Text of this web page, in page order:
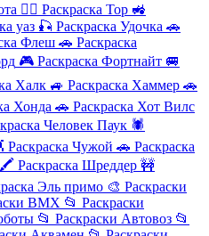
🦸‍♂️ Раскраска Тор 🚜
уаз 🎣 Раскраска Удочка 🚗
Флеш 🚗 Раскраска
🎮 Раскраска Фортнайт 🚐
Халк 🚙 Раскраска Хаммер 🚗
Хонда 🚗 Раскраска Хот Вилс
Человек Паук 🕷️
Раскраска Чужой 🚗 Раскраска
🖍️ Раскраска Шреддер 🚧
Эль примо 🎨 Раскраски
BMX 📂 Раскраски
📂 Раскраски Автовоз 📂